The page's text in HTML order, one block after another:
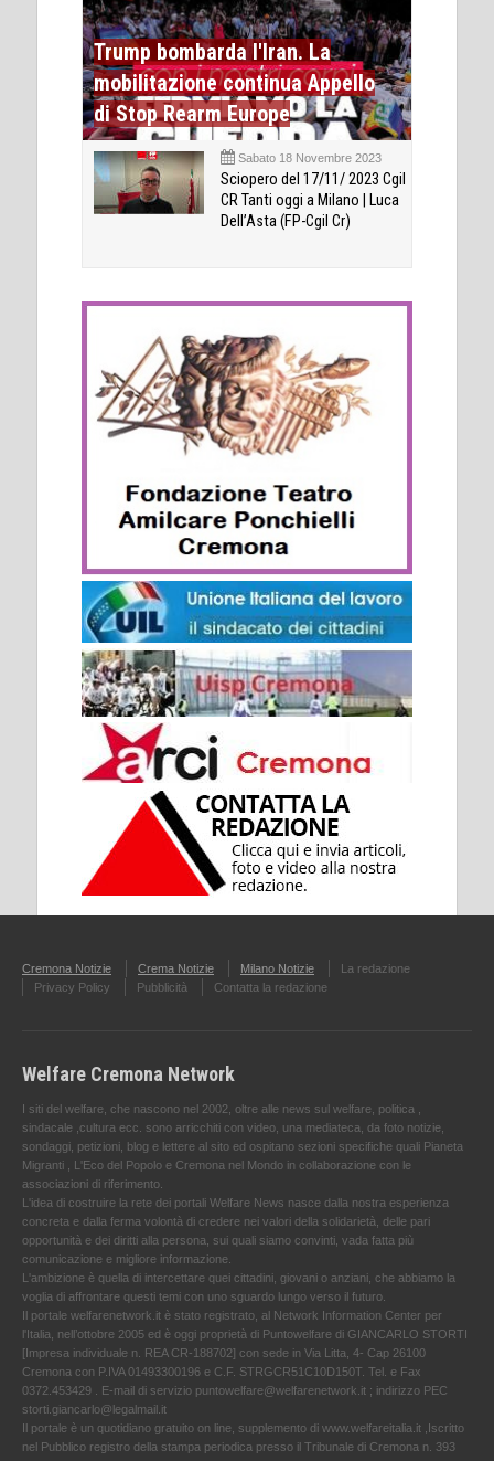
Trump bombarda l'Iran. La
mobilitazione continua Appello
di Stop Rearm Europe
Sabato 18 Novembre 2023
Sciopero del 17/11/ 2023 Cgil
CR Tanti oggi a Milano | Luca
Dell’Asta (FP-Cgil Cr)
Cremona Notizie Crema Notizie Milano Notizie
La redazione
Privacy Policy
Pubblicità Contatta la redazione
Welfare Cremona Network
I siti del welfare, che nascono nel 2002, oltre alle news sul welfare, politica ,
sindacale ,cultura ecc. sono arricchiti con video, una mediateca, da foto notizie,
sondaggi, petizioni, blog e lettere al sito ed ospitano sezioni specifiche quali Pianeta
Migranti , L'Eco del Popolo e Cremona nel Mondo in collaborazione con le
associazioni di riferimento.
L'idea di costruire la rete dei portali Welfare News nasce dalla nostra esperienza
concreta e dalla ferma volontà di credere nei valori della solidarietà, delle pari
opportunità e dei diritti alla persona, sui quali siamo convinti, vada fatta più
comunicazione e migliore informazione.
L'ambizione è quella di intercettare quei cittadini, giovani o anziani, che abbiamo la
voglia di affrontare questi temi con uno sguardo lungo verso il futuro.
Il portale welfarenetwork.it è stato registrato, al Network Information Center per
l'Italia, nell’ottobre 2005 ed è oggi proprietà di Puntowelfare di GIANCARLO STORTI
[Impresa individuale n. REA CR-188702] con sede in Via Litta, 4- Cap 26100
Cremona con P.IVA 01493300196 e C.F. STRGCR51C10D150T. Tel. e Fax
0372.453429 . E-mail di servizio puntowelfare@welfarenetwork.it ; indirizzo PEC
storti.giancarlo@legalmail.it
Il portale è un quotidiano gratuito on line, supplemento di www.welfareitalia.it ,Iscritto
nel Pubblico registro della stampa periodica presso il Tribunale di Cremona n. 393